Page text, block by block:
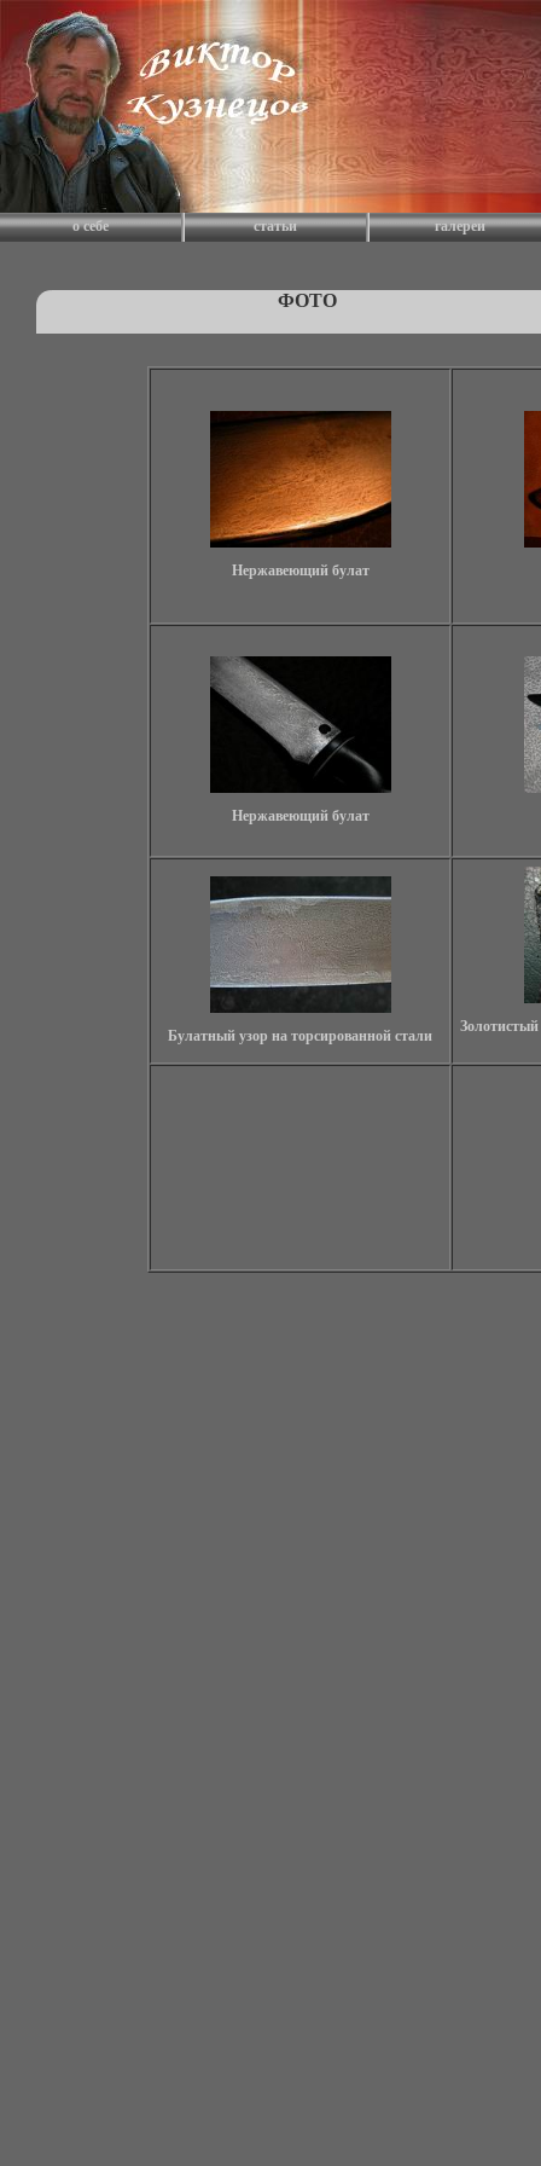
о себе статьи галереи
ФОТО
Нержавеющий булат
Нержавеющий булат
Булатный узор на торсированной стали
Золотистый